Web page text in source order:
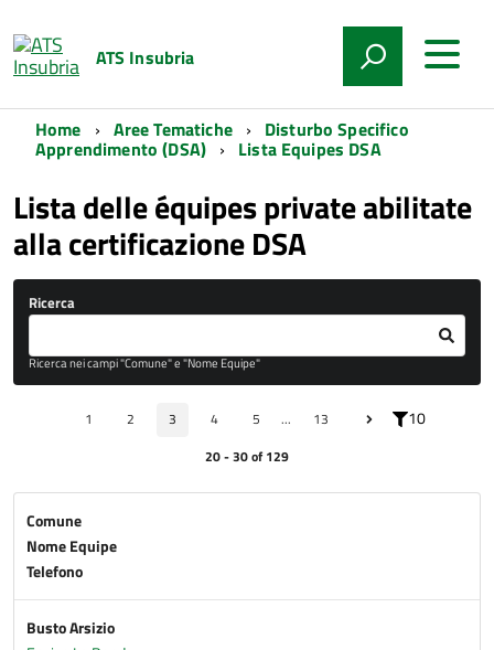
ATS Insubria
Home Aree Tematiche Disturbo Specifico
Apprendimento (DSA) Lista Equipes DSA
Lista delle équipes private abilitate
alla certificazione DSA
Ricerca
Ricerca nei campi "Comune" e "Nome Equipe"
1 2 3 4 5 ... 13 10
20 - 30 of 129
Comune
Nome Equipe
Telefono
Busto Arsizio